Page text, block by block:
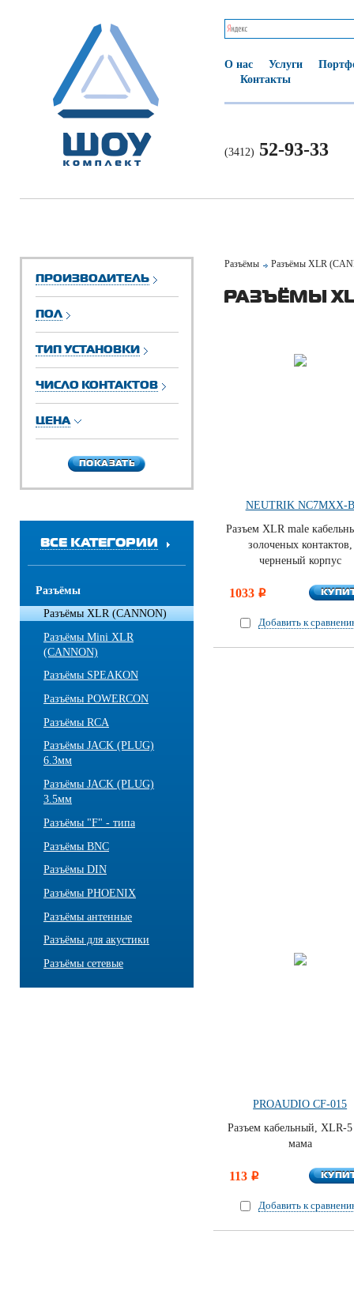
О нас Услуги
Контакты
(3412) 52-93-33
ПРОИЗВОДИТЕЛЬ
ПОЛ
ТИП УСТАНОВКИ
ЧИСЛО КОНТАКТОВ
ЦЕНА
ПОКАЗАТЬ
ПОКАЗАТЬ
ВСЕ КАТЕГОРИИ
Разъёмы
Разъёмы XLR (CANNON)
Разъёмы Mini XLR
(CANNON)
Разъёмы SPEAKON
Разъёмы POWERCON
Разъёмы RCA
Разъёмы JACK (PLUG)
6.3мм
Разъёмы JACK (PLUG)
3.5мм
Разъёмы "F" - типа
Разъёмы BNC
Разъёмы DIN
Разъёмы PHOENIX
Разъёмы антенные
Разъёмы для акустики
Разъёмы сетевые
Разъёмы Разъёмы XLR
РАЗЪЁМЫ
NEUTRIK NC7MXX-B
Разъем XLR male
золоченых контактов,
черненый корпус
1033 i
Добавить к
PROAUDIO CF-015
Разъем кабельный, XLR-
мама
113 i
Добавить к